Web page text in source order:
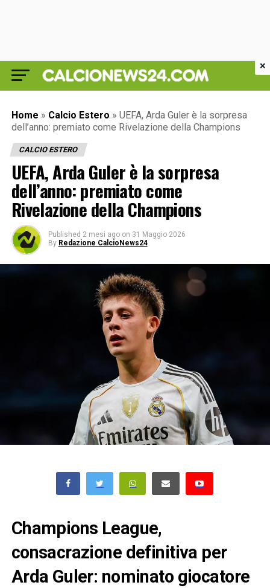
Home » Calcio Estero » UEFA, Arda Guler è la sorpresa
dell’anno: premiato come Rivelazione della Champions
CALCIO ESTERO
UEFA, Arda Guler è la sorpresa
dell’anno: premiato come
Rivelazione della Champions
Published 2 mesi ago on 31 Maggio 2026
By Redazione CalcioNews24
Champions League,
consacrazione definitiva per
Arda Guler: nominato giocatore
×